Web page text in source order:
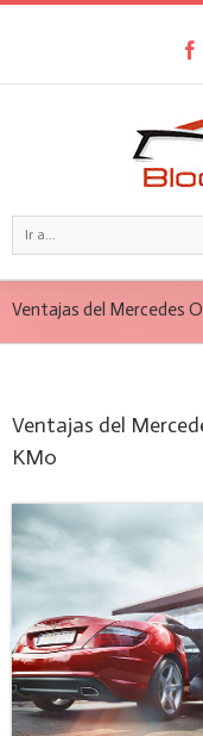
Ir a...
Ventajas del Mercedes
Ventajas del
KM0